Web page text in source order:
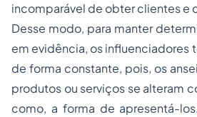
incomparável de obter clientes e
Desse modo, para manter
em evidência, os influenciadores
de forma constante, pois, os
produtos ou serviços se alteram
como, a forma de apresentá-